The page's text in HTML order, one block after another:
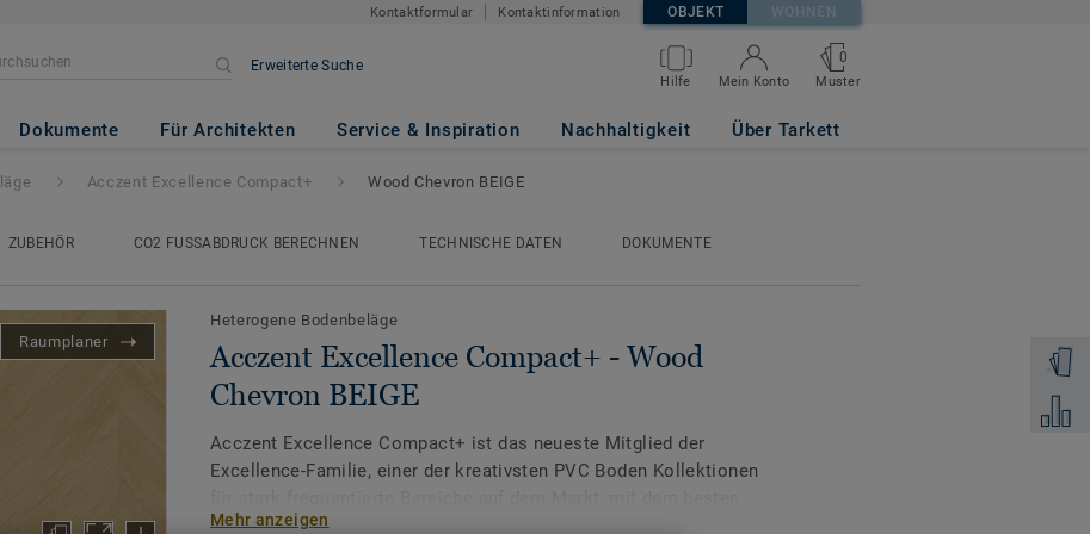
Kontaktformular Kontaktinformation OBJEKT WOHNEN
Erweiterte Suche
Hilfe Mein Konto
0
Muster
Dokumente Für Architekten Service & Inspiration Nachhaltigkeit Über Tarkett
Compact+ - Wood Chevron BEIGE
Zum
Acczent Excellence Compact+ Wood Chevron BEIGE
ZUBEHÖR CO2 FUSSABDRUCK BERECHNEN TECHNISCHE DATEN
DOKUMENTE
Raumplaner
Heterogene Bodenbeläge
Acczent Excellence Compact+ - Wood
Chevron BEIGE
Acczent Excellence Compact+ ist das neueste Mitglied der
Excellence-Familie, einer der kreativsten PVC Boden Kollektionen
Verhältnis von Trittschall- und Druckfestigkeit.
Mehr anzeigen